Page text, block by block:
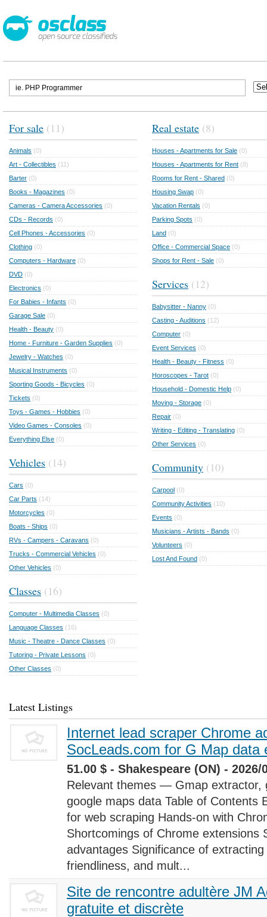
For sale (11)
Animals (0)
Art - Collectibles (11)
Barter (0)
Books - Magazines (0)
Cameras - Camera Accessories (0)
CDs - Records (0)
Cell Phones - Accessories (0)
Clothing (0)
Computers - Hardware (0)
DVD (0)
Electronics (0)
For Babies - Infants (0)
Garage Sale (0)
Health - Beauty (0)
Home - Furniture - Garden Supplies (0)
Jewelry - Watches (0)
Musical Instruments (0)
Sporting Goods - Bicycles (0)
Tickets (0)
Toys - Games - Hobbies (0)
Video Games - Consoles (0)
Everything Else (0)
Vehicles (14)
Cars (0)
Car Parts (14)
Motorcycles (0)
Boats - Ships (0)
RVs - Campers - Caravans (0)
Trucks - Commercial Vehicles (0)
Other Vehicles (0)
Classes (16)
Computer - Multimedia Classes (0)
Language Classes (16)
Music - Theatre - Dance Classes (0)
Tutoring - Private Lessons (0)
Other Classes (0)
Real estate (8)
Houses - Apartments for Sale (0)
Houses - Apartments for Rent (8)
Rooms for Rent - Shared (0)
Housing Swap (0)
Vacation Rentals (0)
Parking Spots (0)
Land (0)
Office - Commercial Space (0)
Shops for Rent - Sale (0)
Services (12)
Babysitter - Nanny (0)
Casting - Auditions (12)
Computer (0)
Event Services (0)
Health - Beauty - Fitness (0)
Horoscopes - Tarot (0)
Household - Domestic Help (0)
Moving - Storage (0)
Repair (0)
Writing - Editing - Translating (0)
Other Services (0)
Community (10)
Carpool (0)
Community Activities (10)
Events (0)
Musicians - Artists - Bands (0)
Volunteers (0)
Lost And Found (0)
Latest Listings
Internet lead scraper Chrome
SocLeads.com for G Map data
51.00 $ - Shakespeare (ON) - 2026/
Relevant themes — Gmap extractor,
google maps data Table of Contents
for web scraping Hands-on with
Shortcomings of Chrome extensions
advantages Significance of
friendliness, and mult...
Site de rencontre adultère JM
gratuite et discrète